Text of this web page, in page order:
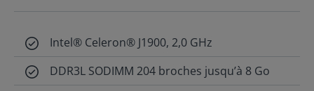
Intel® Celeron® J1900, 2,0 GHz
DDR3L SODIMM 204 broches jusqu’à 8 Go